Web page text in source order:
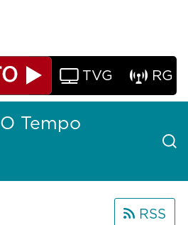
TVG RG
O Tempo
RSS